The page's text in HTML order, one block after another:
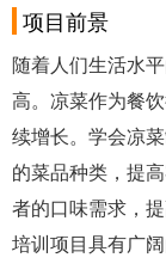
项目前景
随着人们生活水
高。凉菜作为餐
续增长。学会凉
的菜品种类，提
者的口味需求，
培训项目具有广